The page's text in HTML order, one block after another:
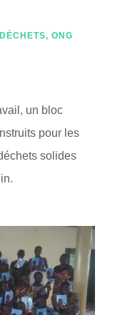
, ONG
un bloc
pour les
solides